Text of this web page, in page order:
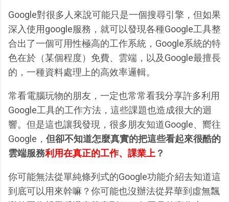
Google對很多人來說可能只是一個搜尋引擎，但如果
深入使用google服務，就可以發現各種Google工具整
合出了一個可用性極高的工作系統，Google系統的特
色在於（某個程度）免費、雲端，以及Google最擅長
的，一種資料處理上的高效率邏輯。
常看電腦玩物的朋友，一定也常常看我分享許多利用
Google工具的工作方法，這些課題也造成很大的迴
響。但是這也讓我發現，很多朋友知道Google、嚮往
Google， 但卻不知道怎麼真實的把這些看起來很酷的
雲端服務利用在真正的工作、課業上 ？
你可能無法從單純條列式的Google功能介紹去知道這
到底可以用來幹嘛？你可能也沒辦法從昇華到虛無飄